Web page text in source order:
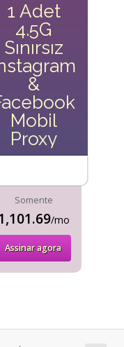
1 Adet
4.5G
Sınırsız
&
Mobil
Proxy
Somente
/mo
Assinar agora